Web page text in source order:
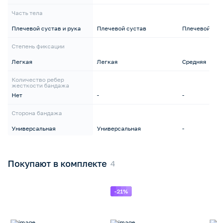
Часть тела
Плечевой сустав и рука
Степень фиксации
Легкая
Количество ребер
жесткости бандажа
Нет
Сторона бандажа
Универсальная
Плечевой сустав
Легкая
-
Универсальная
Плечевой
Средняя
-
-
Покупают в комплекте
-21%